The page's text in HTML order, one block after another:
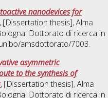
nanodevices for
, [Dissertation thesis], Alma
Dottorato di ricerca in
amsdottorato/7003.
asymmetric
to the synthesis of
, [Dissertation thesis], Alma
Dottorato di ricerca in